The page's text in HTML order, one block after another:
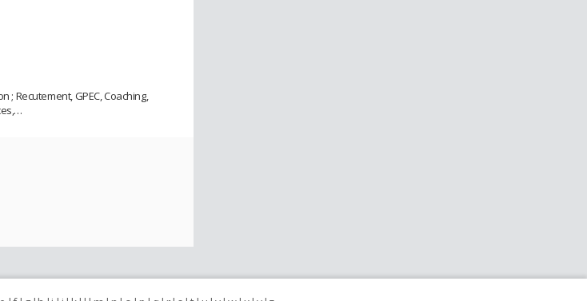
Recutement, GPEC, Coaching,